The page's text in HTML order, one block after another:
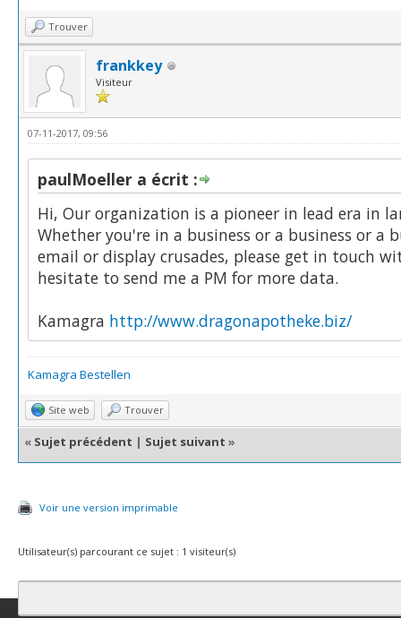
Trouver
frankkey
Visiteur
07-11-2017, 09:56
paulMoeller a écrit :
Hi, Our organization is a pioneer in lead era in
Whether you're in a business or a business or a
email or display crusades, please get in touch
hesitate to send me a PM for more data.
Kamagra http://www.dragonapotheke.biz/
Kamagra Bestellen
Site web Trouver
« Sujet précédent | Sujet suivant »
Voir une version imprimable
Utilisateur(s) parcourant ce sujet : 1 visiteur(s)